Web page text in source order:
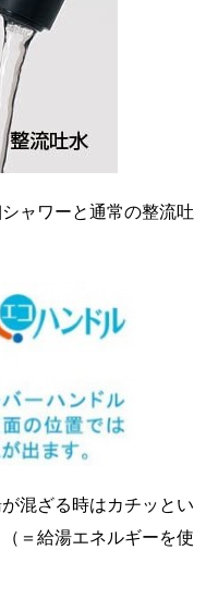
ャワーと通常の整流吐
混ざる時はカチッとい
＝給湯エネルギーを使